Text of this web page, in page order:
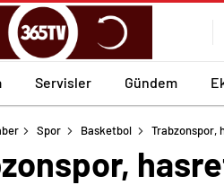
Servisler Gündem
Spor Basketbol Trabzonspor,